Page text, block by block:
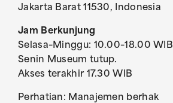
Jakarta Barat 11530, Indonesia
Jam Berkunjung
Selasa–Minggu: 10.00–18.00 WIB
Senin Museum tutup.
Akses terakhir 17.30 WIB
Perhatian: Manajemen berhak